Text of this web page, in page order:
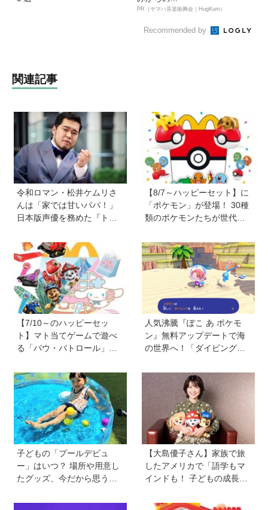
PR（ヤマハ音楽振興会｜HugKum）
Recommended by
関連記事
令和ロマン・松井ケムリさ
んは「家では甘いパパ！」
日本版声優を務めた『ト
ジタル機器と子どもの関わ
り方に悩むパパママに観て
ほしい。子どもが観ればお
もちゃへの気持ちが変わる
かも！？」
【8/7～ハッピーセット】に
「ポケモン」が登場！ 30種
類のポケモンたちが世代を
【7/10～のハッピーセッ
ト】マト当てゲームで遊べ
る「パウ・パトロール」＆
「シナモロール」が登場！
新しい「ほんのハッピーセ
ット」にも注目
人気沸騰『ぽこ あ ポケモ
ン』無料アップデートで海
の世界へ！「ダイビング」
る追加コンテンツも登場
子どもの「プールデビュ
ー」はいつ？ 場所や用意し
たグッズ、今だから思う
ピソードを紹介《HugKum
【大島優子さん】家族で旅
したアメリカで「語学もマ
インドも！ 子どもの成長は
た映画『パウ・パトロール